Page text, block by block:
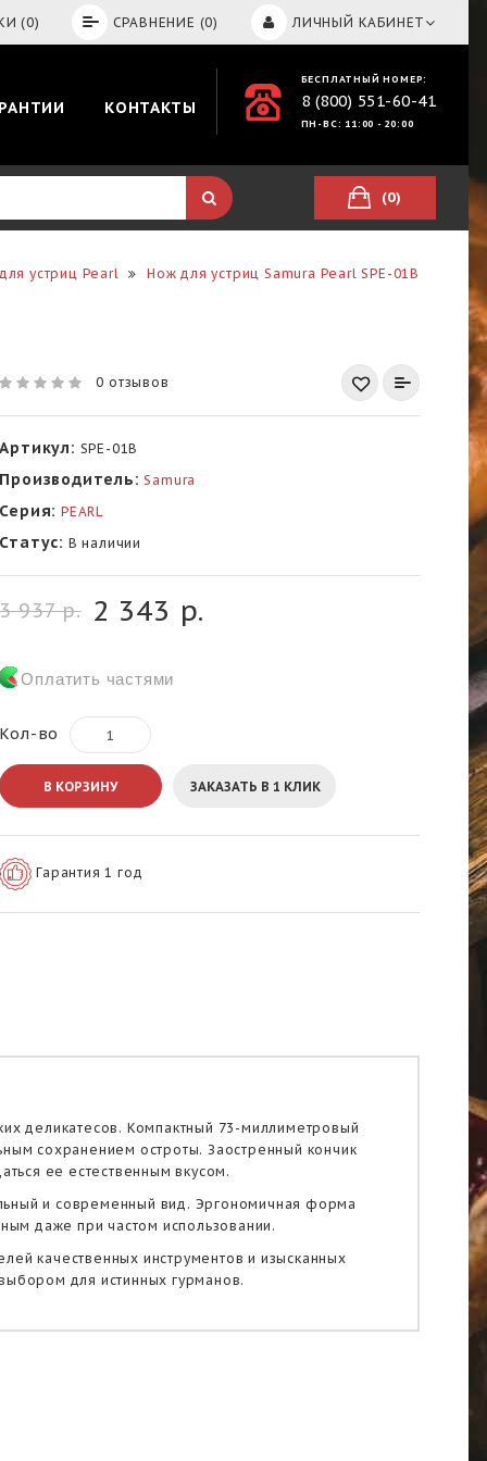
ЛИЧНЫЙ КАБИНЕТ
(0) СРАВНЕНИЕ (0)
БЕСПЛАТНЫЙ НОМЕР:
8 (800) 551-60-41
ПН-ВС: 11:00 - 20:00
КОНТАКТЫ
(0)
устриц Pearl Нож для устриц Samura Pearl SPE-01B
0 отзывов
Артикул: SPE-01B
Производитель: Samura
Серия: PEARL
Статус: В наличии
3 937 р. 2 343 р.
Оплатить частями
Кол-во
В КОРЗИНУ ЗАКАЗАТЬ В 1 КЛИК
Гарантия 1 год
деликатесов. Компактный 73-миллиметровый
сохранением остроты. Заостренный кончик
ее естественным вкусом.
и современный вид. Эргономичная форма
даже при частом использовании.
качественных инструментов и изысканных
для истинных гурманов.